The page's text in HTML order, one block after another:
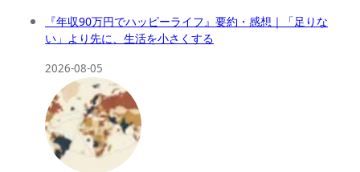
『年収90万円でハッピーライフ』要約・感想｜「足りな
い」より先に、生活を小さくする
2026-08-05